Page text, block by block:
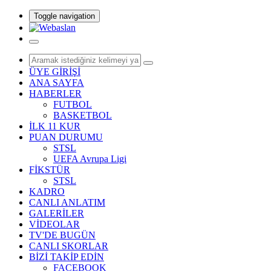
Toggle navigation
ÜYE GİRİŞİ
ANA SAYFA
HABERLER
FUTBOL
BASKETBOL
İLK 11 KUR
PUAN DURUMU
STSL
UEFA Avrupa Ligi
FİKSTÜR
STSL
KADRO
CANLI ANLATIM
GALERİLER
VİDEOLAR
TV'DE BUGÜN
CANLI SKORLAR
BİZİ TAKİP EDİN
FACEBOOK